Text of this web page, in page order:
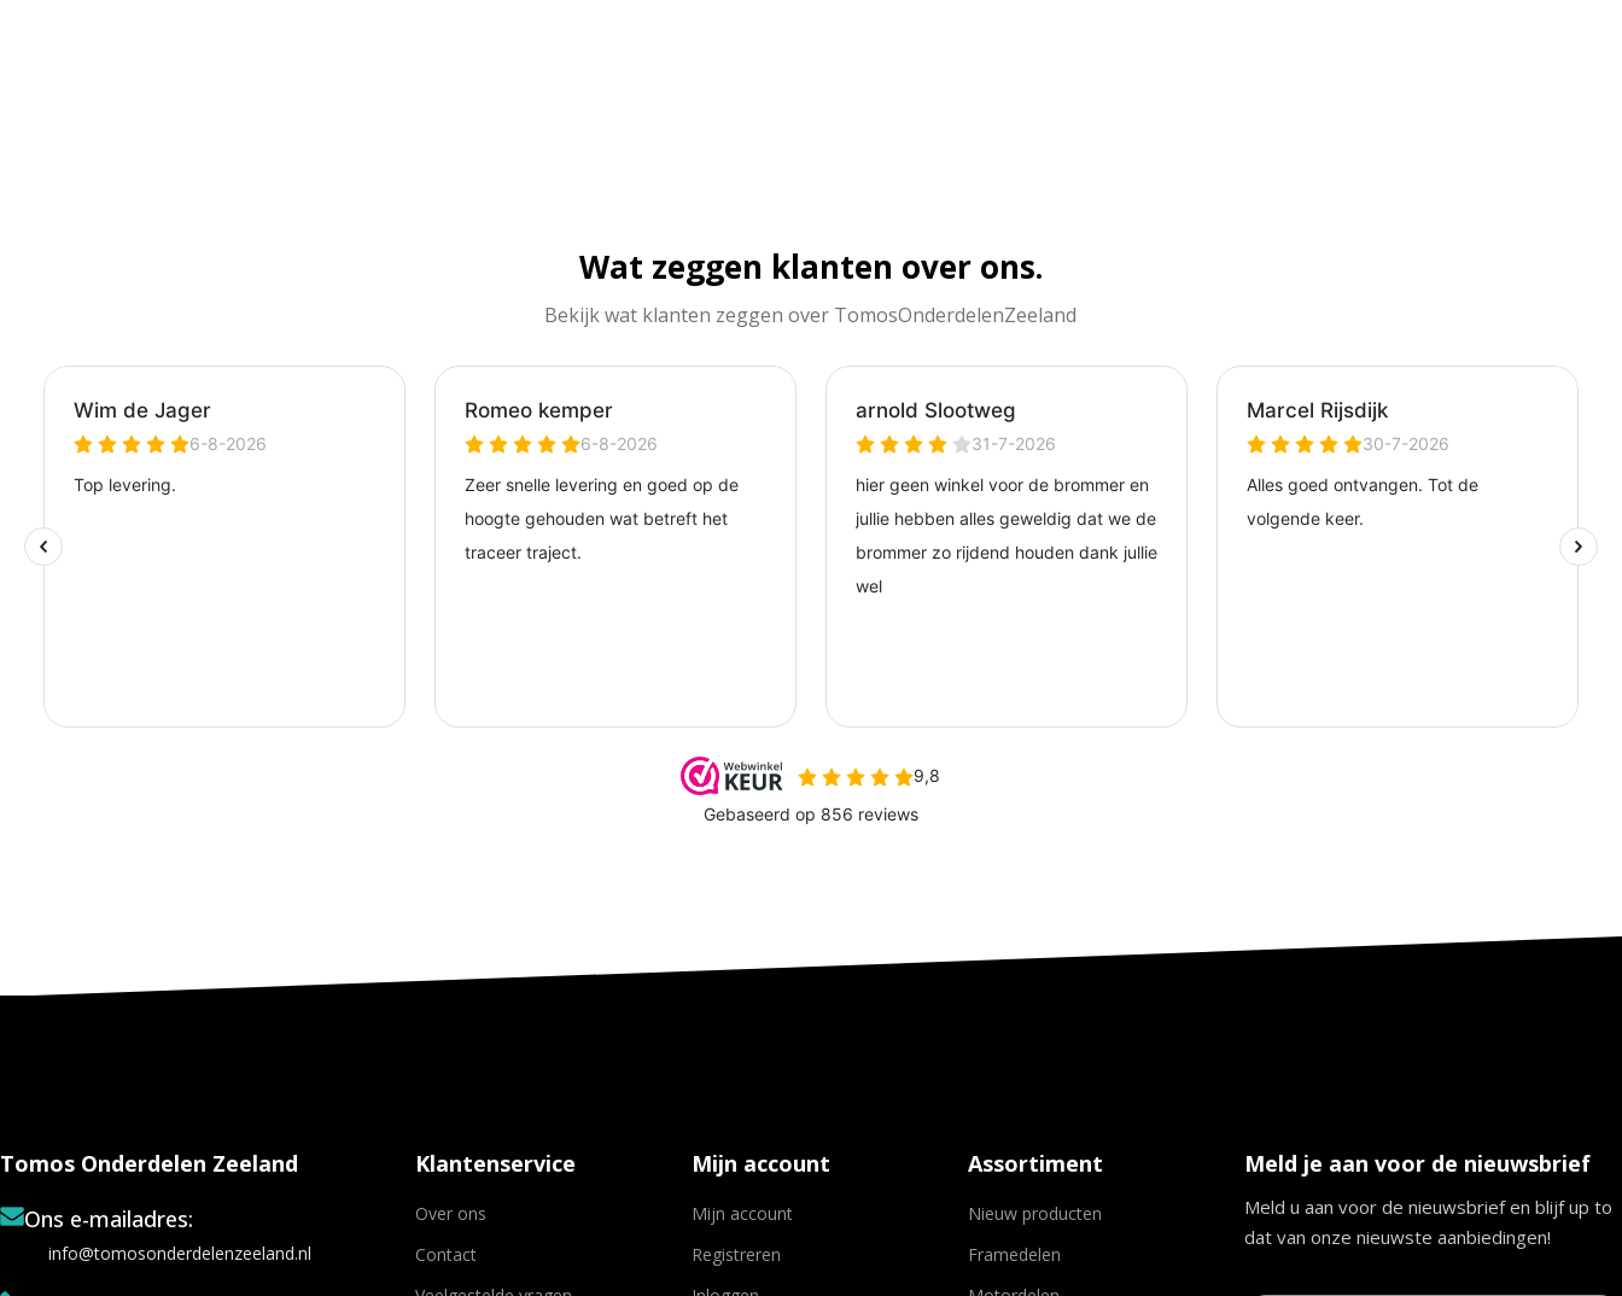
Wat zeggen klanten over ons.
Bekijk wat klanten zeggen over TomosOnderdelenZeeland
Tomos Onderdelen Zeeland
Ons e-mailadres:
info@tomosonderdelenzeeland.nl
Klantenservice
Over ons
Contact
Mijn account
Mijn account
Registreren
Assortiment
Nieuw producten
Framedelen
Meld je aan voor de nieuwsbrief
Meld u aan voor de nieuwsbrief en blijf up to
dat van onze nieuwste aanbiedingen!